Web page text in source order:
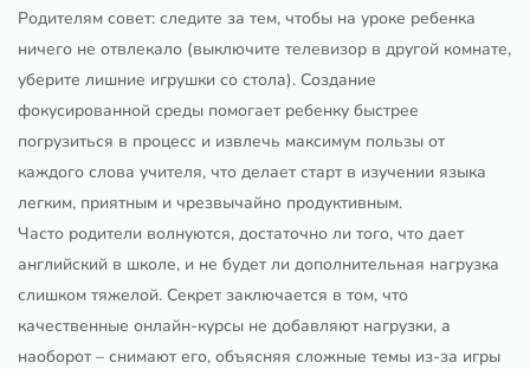
Родителям совет: следите за тем, чтобы на уроке ребенка
ничего не отвлекало (выключите телевизор в другой комнате,
уберите лишние игрушки со стола). Создание
фокусированной среды помогает ребенку быстрее
погрузиться в процесс и извлечь максимум пользы от
каждого слова учителя, что делает старт в изучении языка
легким, приятным и чрезвычайно продуктивным.
Часто родители волнуются, достаточно ли того, что дает
английский в школе, и не будет ли дополнительная нагрузка
слишком тяжелой. Секрет заключается в том, что
качественные онлайн-курсы не добавляют нагрузки, а
наоборот – снимают его, объясняя сложные темы из-за игры